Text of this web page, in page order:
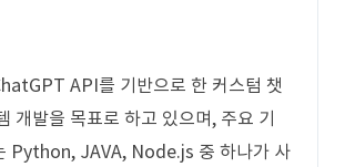
API를 기반으로 한 커스텀 챗
개발을 목표로 하고 있으며, 주요 기
Python, JAVA, Node.js 중 하나가 사